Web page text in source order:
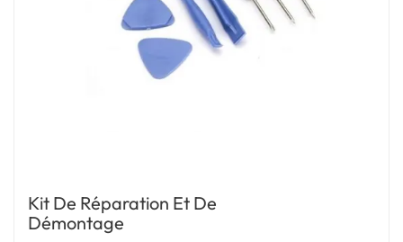
Kit De Réparation Et De
Démontage